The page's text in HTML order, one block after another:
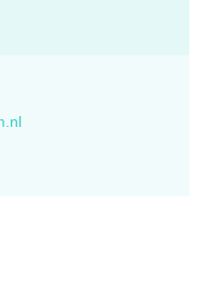
‘houtlook’ pvc vloer,
woonstudio’s op de
woonstudio’s
m². Iedere studio is
douche en wastafel en